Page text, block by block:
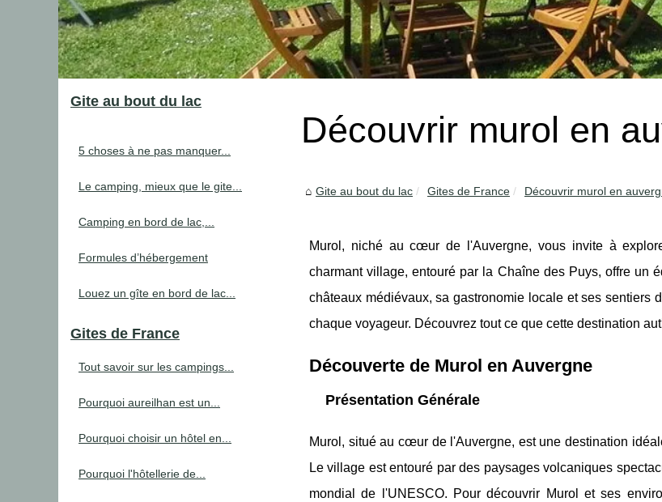
Découvrir murol en
Gite au bout du lac Gites de France Découvrir murol en
Murol, niché au cœur de l'Auvergne, vous invite à
charmant village, entouré par la Chaîne des Puys, offre un
châteaux médiévaux, sa gastronomie locale et ses sentiers
chaque voyageur. Découvrez tout ce que cette destination
Découverte de Murol en Auvergne
Présentation Générale
Murol, situé au cœur de l'Auvergne, est une destination
Le village est entouré par des paysages volcaniques
mondial de l'UNESCO. Pour découvrir Murol et ses
Gite au bout du lac
5 choses à ne pas manquer...
Le camping, mieux que le gite...
Camping en bord de lac,...
Formules d’hébergement
Louez un gîte en bord de lac...
Gites de France
Tout savoir sur les campings...
Pourquoi aureilhan est un...
Pourquoi choisir un hôtel en...
Pourquoi l'hôtellerie de...